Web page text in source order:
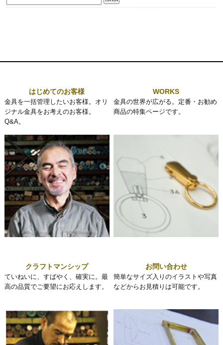
索:
はじめてのお客様
金具を一括管理したいお客様。オリ
ジナル金具をお考えのお客様。
Q&A。
WORKS
金具の世界が広がる。定番・お勧め
商品の特集ページです。
クラフトマンシップ
ていねいに、すばやく、確実に。最
高の品質でご要望にお応えします。
お問い合わせ
簡単なサイズ入りのイラストや写真
などからお見積りは可能です。